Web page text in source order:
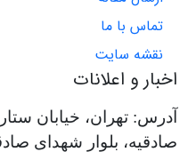
تماس با ما
نقشه سایت
اخبار و اعلانات
آدرس: تهران، خیابان